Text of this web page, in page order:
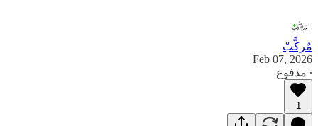
مٌركَّبْ
Feb 07, 2026
∙ مدفوع
1